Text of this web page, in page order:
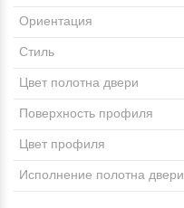
Ориентация
Стиль
Цвет полотна двери
Поверхность профиля
Цвет профиля
Исполнение полотна двери